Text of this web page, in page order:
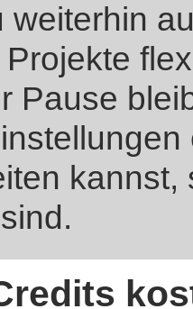
weiterhin
Pause